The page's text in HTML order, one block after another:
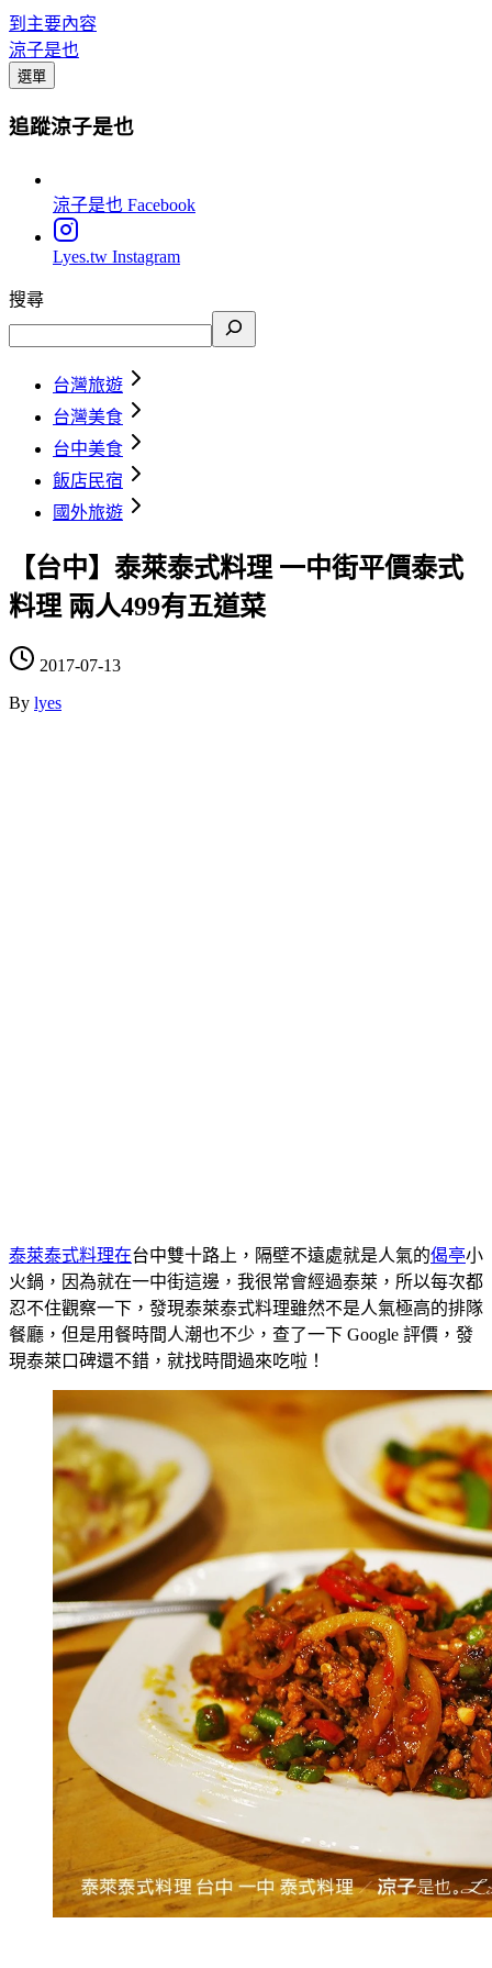
到主要內容
涼子是也
選單
追蹤涼子是也
涼子是也 Facebook
Lyes.tw Instagram
搜尋
台灣旅遊
台灣美食
台中美食
飯店民宿
國外旅遊
【台中】泰萊泰式料理 一中街平價泰式
料理 兩人499有五道菜
2017-07-13
By lyes
泰萊泰式料理在台中雙十路上，隔壁不遠處就是人氣的偈亭小
火鍋，因為就在一中街這邊，我很常會經過泰萊，所以每次都
忍不住觀察一下，發現泰萊泰式料理雖然不是人氣極高的排隊
餐廳，但是用餐時間人潮也不少，查了一下 Google 評價，發
現泰萊口碑還不錯，就找時間過來吃啦！